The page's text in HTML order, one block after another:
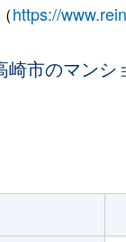
町
徒歩6分
)
徒歩26
)
徒歩8
https://
崎市のマンシ